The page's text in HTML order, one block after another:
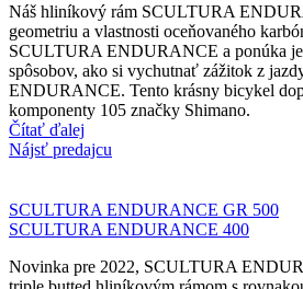
Náš hliníkový rám SCULTURA
geometriu a vlastnosti oceňovaného
SCULTURA ENDURANCE a ponúka
spôsobov, ako si vychutnať zážitok z
ENDURANCE. Tento krásny bicykel
komponenty 105 značky Shimano.
Čítať ďalej
Nájsť predajcu
SCULTURA ENDURANCE GR 500
SCULTURA ENDURANCE 400
Novinka pre 2022, SCULTURA